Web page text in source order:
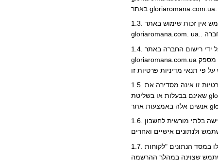
1.3. למשתמש אין זכות שימוש באתר gloriaromana.com.ua אם אינו מסכים לתנאי מדיניות פרטיות זו, או אם לא הגיע לגיל החוקי שבו יש לו את הזכות להתקשר בהסכמים עם
1.4. על ידי רישום החברה באתר gloriaromana.com.ua, המשתמש והזנת נתונים אישיים ו/או מסירת נתונים אלה בדרך אחרת, ו/או ביצוע פעולות כלשהן באתר
gloriaromana.com.ua ו/או שימוש באתר חלק כלשהוא. , המשתמש נותן את הסכמתו החד משמעית לתנאי מדיניות פרטיות זו. המשתמש מספק "gloriaromana.com.ua." הזכות
1.5. מדיניות פרטיות זו אינה מסדירה את " gloriaromana.com.ua." אינה אחראית לקבלה, אחסון, עיבוד, שימוש וחשיפה של הנתונים האישיים של המשתמש לצדדים שלישיים
שאינם בבעלות או בשליטת gloriaromana.com.ua. ואנשים טבעיים שאינם עובדים של gloriaromana.com.ua. , גם אם המשתמש השיג גישה לאתרים, סחורות או שירותים של
1.6. המשתמש מאשר כי במקרה של יחס רשלני של המשתמש לאבטחה והגנה על נתוניו האישיים ונתוני ההרשאה, עלולים צדדים שלישיים לקבל גישה בלתי מורשית לחשבון
1.7. הודעה מספקת של המשתמש על הכללת הנתונים האישיים שלו במסד הנתונים "לקוחות" gloriaromana.com.ua. "" יהיה מכתב הודעה שנשלח לכתובת הדואר האלקטרוני של